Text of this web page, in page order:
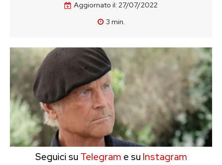
Aggiornato il: 27/07/2022
3 min.
Seguici su Telegram e su Instagram